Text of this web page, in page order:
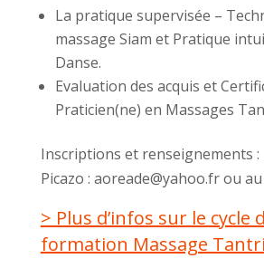
La pratique supervisée –
massage Siam et Pratique
Danse.
Evaluation des acquis et
Praticien(ne) en Massages
Inscriptions et renseignements :
Picazo : aoreade@yahoo.fr ou au
> Plus d’infos sur le cycle
formation Massage